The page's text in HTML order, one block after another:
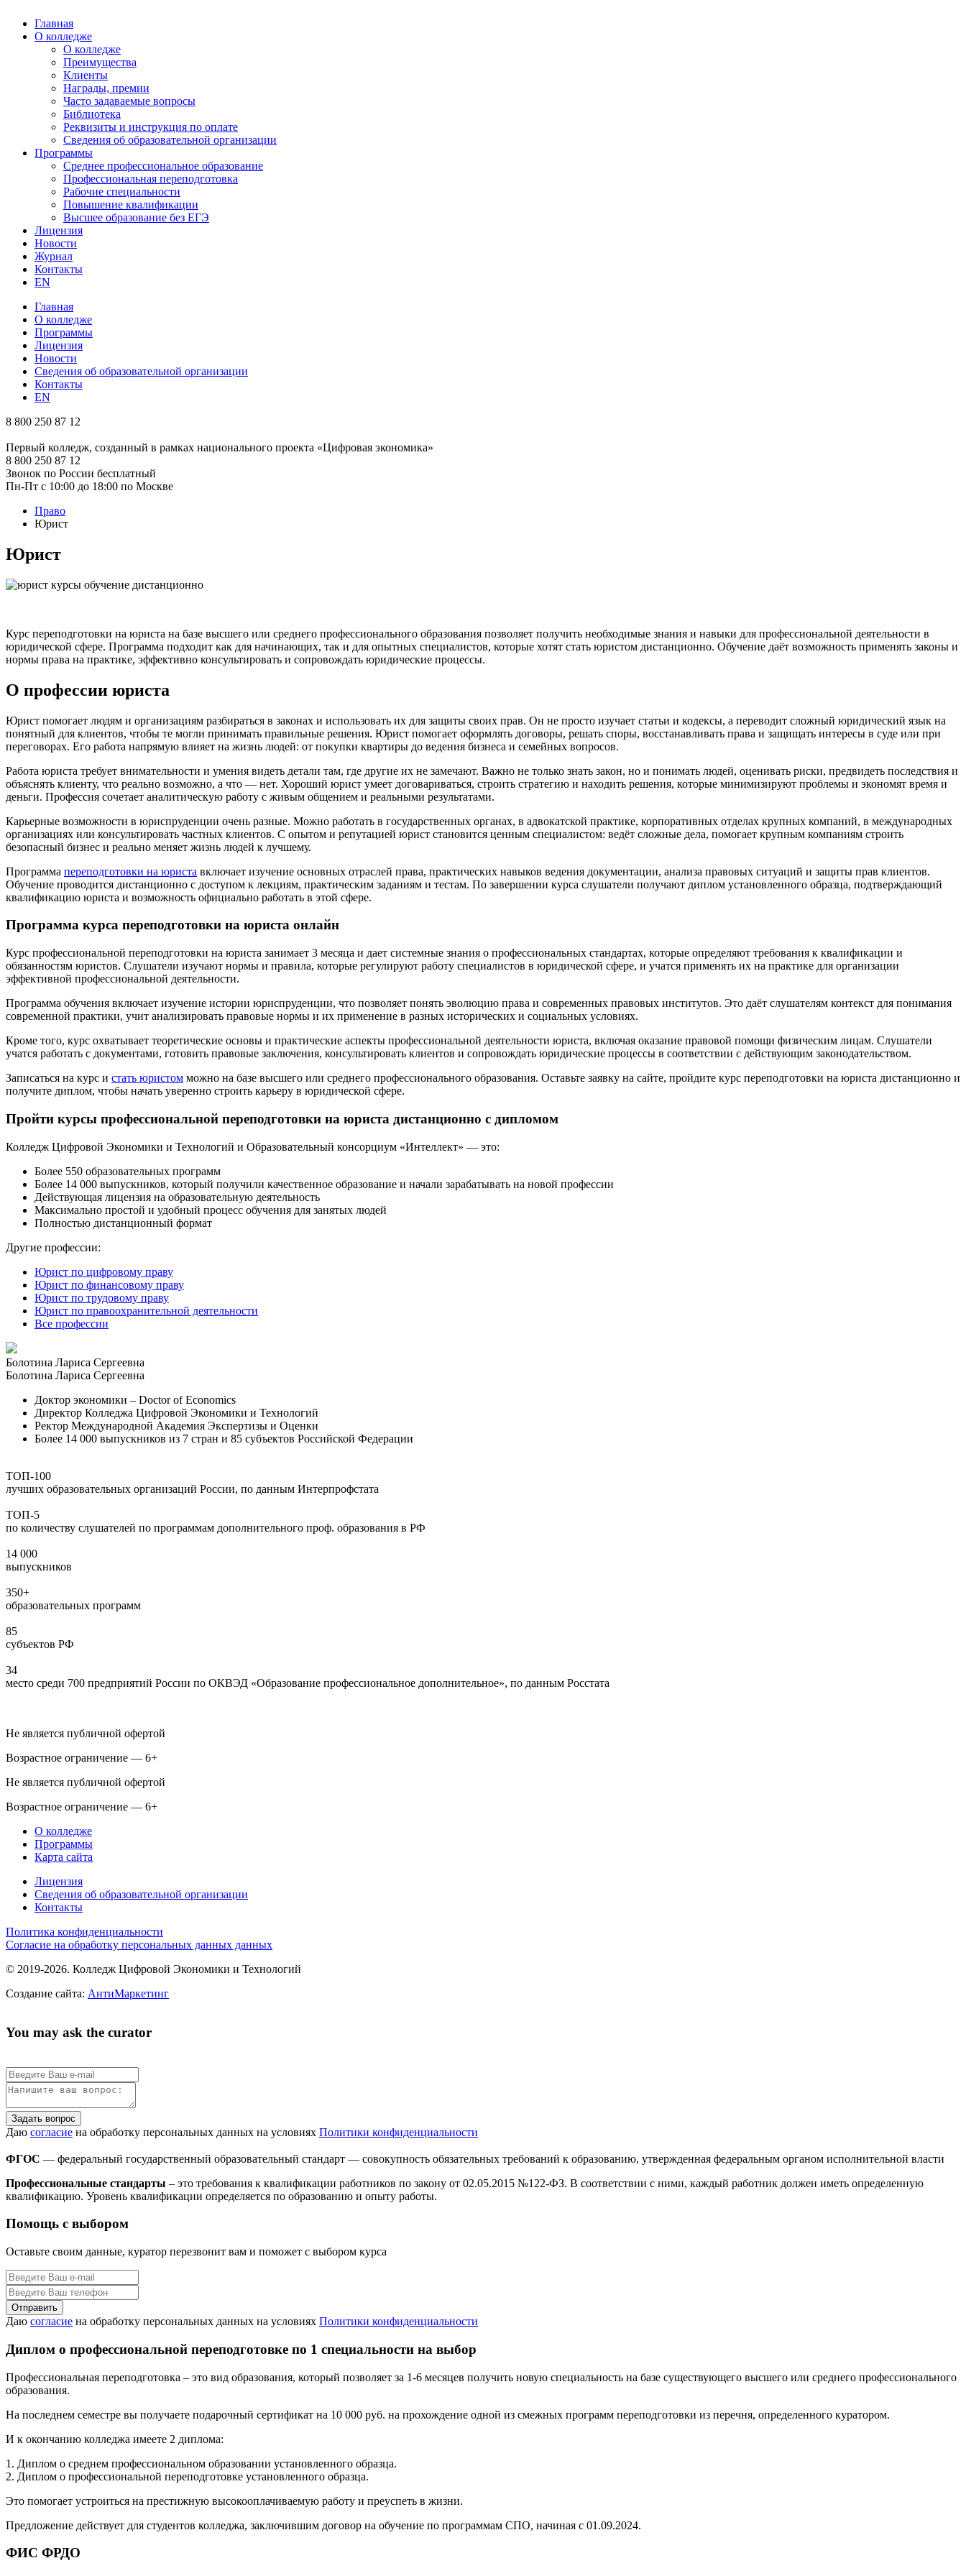
Главная
О колледже
О колледже
Преимущества
Клиенты
Награды, премии
Часто задаваемые вопросы
Библиотека
Реквизиты и инструкция по оплате
Сведения об образовательной организации
Программы
Среднее профессиональное образование
Профессиональная переподготовка
Рабочие специальности
Повышение квалификации
Высшее образование без ЕГЭ
Лицензия
Новости
Журнал
Контакты
EN
Главная
О колледже
Программы
Лицензия
Новости
Сведения об образовательной организации
Контакты
EN
8 800 250 87 12
Первый колледж, созданный в рамках национального проекта «Цифровая экономика»
8 800 250 87 12
Звонок по России бесплатный
Пн-Пт с 10:00 до 18:00 по Москве
Право
Юрист
Юрист
Курс переподготовки на юриста на базе высшего или среднего профессионального образования позволяет получить необходимые знания и навыки для профессиональной деятельности в
юридической сфере. Программа подходит как для начинающих, так и для опытных специалистов, которые хотят стать юристом дистанционно. Обучение даёт возможность применять законы и
нормы права на практике, эффективно консультировать и сопровождать юридические процессы.
О профессии юриста
Юрист помогает людям и организациям разбираться в законах и использовать их для защиты своих прав. Он не просто изучает статьи и кодексы, а переводит сложный юридический язык на
понятный для клиентов, чтобы те могли принимать правильные решения. Юрист помогает оформлять договоры, решать споры, восстанавливать права и защищать интересы в суде или при
переговорах. Его работа напрямую влияет на жизнь людей: от покупки квартиры до ведения бизнеса и семейных вопросов.
Работа юриста требует внимательности и умения видеть детали там, где другие их не замечают. Важно не только знать закон, но и понимать людей, оценивать риски, предвидеть последствия и
объяснять клиенту, что реально возможно, а что — нет. Хороший юрист умеет договариваться, строить стратегию и находить решения, которые минимизируют проблемы и экономят время и
деньги. Профессия сочетает аналитическую работу с живым общением и реальными результатами.
Карьерные возможности в юриспруденции очень разные. Можно работать в государственных органах, в адвокатской практике, корпоративных отделах крупных компаний, в международных
организациях или консультировать частных клиентов. С опытом и репутацией юрист становится ценным специалистом: ведёт сложные дела, помогает крупным компаниям строить
безопасный бизнес и реально меняет жизнь людей к лучшему.
Программа переподготовки на юриста включает изучение основных отраслей права, практических навыков ведения документации, анализа правовых ситуаций и защиты прав клиентов.
Обучение проводится дистанционно с доступом к лекциям, практическим заданиям и тестам. По завершении курса слушатели получают диплом установленного образца, подтверждающий
квалификацию юриста и возможность официально работать в этой сфере.
Программа курса переподготовки на юриста онлайн
Курс профессиональной переподготовки на юриста занимает 3 месяца и дает системные знания о профессиональных стандартах, которые определяют требования к квалификации и
обязанностям юристов. Слушатели изучают нормы и правила, которые регулируют работу специалистов в юридической сфере, и учатся применять их на практике для организации
эффективной профессиональной деятельности.
Программа обучения включает изучение истории юриспруденции, что позволяет понять эволюцию права и современных правовых институтов. Это даёт слушателям контекст для понимания
современной практики, учит анализировать правовые нормы и их применение в разных исторических и социальных условиях.
Кроме того, курс охватывает теоретические основы и практические аспекты профессиональной деятельности юриста, включая оказание правовой помощи физическим лицам. Слушатели
учатся работать с документами, готовить правовые заключения, консультировать клиентов и сопровождать юридические процессы в соответствии с действующим законодательством.
Записаться на курс и стать юристом можно на базе высшего или среднего профессионального образования. Оставьте заявку на сайте, пройдите курс переподготовки на юриста дистанционно и
получите диплом, чтобы начать уверенно строить карьеру в юридической сфере.
Пройти курсы профессиональной переподготовки на юриста дистанционно с дипломом
Колледж Цифровой Экономики и Технологий и Образовательный консорциум «Интеллект» — это:
Более 550 образовательных программ
Более 14 000 выпускников, который получили качественное образование и начали зарабатывать на новой профессии
Действующая лицензия на образовательную деятельность
Максимально простой и удобный процесс обучения для занятых людей
Полностью дистанционный формат
Другие профессии:
Юрист по цифровому праву
Юрист по финансовому праву
Юрист по трудовому праву
Юрист по правоохранительной деятельности
Все профессии
Болотина Лариса Сергеевна
Болотина Лариса Сергеевна
Доктор экономики – Doctor of Economics
Директор Колледжа Цифровой Экономики и Технологий
Ректор Международной Академия Экспертизы и Оценки
Более 14 000 выпускников из 7 стран и 85 субъектов Российской Федерации
ТОП-100
лучших образовательных организаций России, по данным Интерпрофстата
ТОП-5
по количеству слушателей по программам дополнительного проф. образования в РФ
14 000
выпускников
350+
образовательных программ
85
субъектов РФ
34
место среди 700 предприятий России по ОКВЭД «Образование профессиональное дополнительное», по данным Росстата
Не является публичной офертой
Возрастное ограничение — 6+
Не является публичной офертой
Возрастное ограничение — 6+
О колледже
Программы
Карта сайта
Лицензия
Сведения об образовательной организации
Контакты
Политика конфиденциальности
Согласие на обработку персональных данных данных
© 2019-2026. Колледж Цифровой Экономики и Технологий
Создание сайта: АнтиМаркетинг
You may ask the curator
Задать вопрос
Даю согласие на обработку персональных данных на условиях Политики конфиденциальности
ФГОС — федеральный государственный образовательный стандарт — совокупность обязательных требований к образованию, утвержденная федеральным органом исполнительной власти
Профессиональные стандарты – это требования к квалификации работников по закону от 02.05.2015 №122-ФЗ. В соответствии с ними, каждый работник должен иметь определенную
квалификацию. Уровень квалификации определяется по образованию и опыту работы.
Помощь с выбором
Оставьте своим данные, куратор перезвонит вам и поможет с выбором курса
Даю согласие на обработку персональных данных на условиях Политики конфиденциальности
Диплом о профессиональной переподготовке по 1 специальности на выбор
Профессиональная переподготовка – это вид образования, который позволяет за 1-6 месяцев получить новую специальность на базе существующего высшего или среднего профессионального
образования.
На последнем семестре вы получаете подарочный сертификат на 10 000 руб. на прохождение одной из смежных программ переподготовки из перечня, определенного куратором.
И к окончанию колледжа имеете 2 диплома:
1. Диплом о среднем профессиональном образовании установленного образца.
2. Диплом о профессиональной переподготовке установленного образца.
Это помогает устроиться на престижную высокооплачиваемую работу и преуспеть в жизни.
Предложение действует для студентов колледжа, заключившим договор на обучение по программам СПО, начиная с 01.09.2024.
ФИС ФРДО